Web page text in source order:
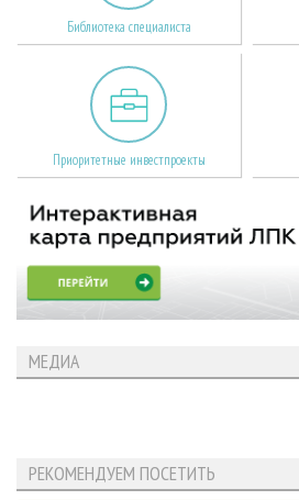
Библиотека специалиста
Приоритетные инвестпроекты
МЕДИА
РЕКОМЕНДУЕМ ПОСЕТИТЬ